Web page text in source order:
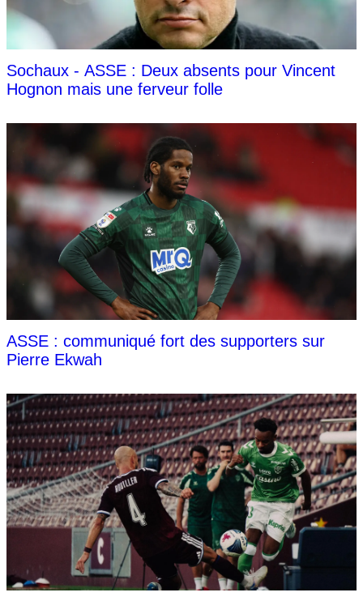
Sochaux - ASSE : Deux absents pour Vincent
Hognon mais une ferveur folle
ASSE : communiqué fort des supporters sur
Pierre Ekwah